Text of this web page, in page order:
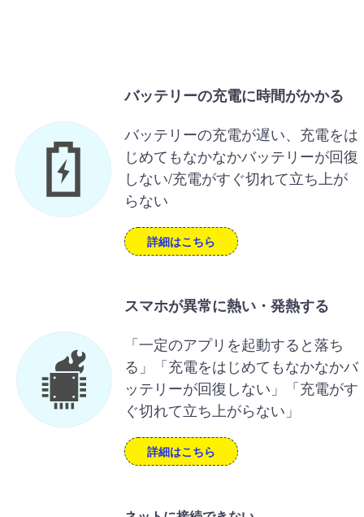
バッテリーの充電に時間がかかる
バッテリーの充電が遅い、充電をは
じめてもなかなかバッテリーが回復
しない/充電がすぐ切れて立ち上が
らない
詳細はこちら
スマホが異常に熱い・発熱する
「一定のアプリを起動すると落ち
る」「充電をはじめてもなかなかバ
ッテリーが回復しない」「充電がす
ぐ切れて立ち上がらない」
詳細はこちら